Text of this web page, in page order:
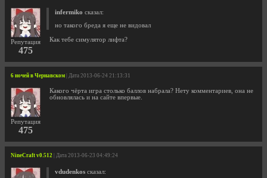
Репутация
475
infermiko сказал:
но такого бреда я еще не видовал
Как тебе симулятор лифта?
6 ночей в Чернавском | Дата 2013-06-24 21:13:31
Репутация
475
Какого чёрта игра cтолько баллов набрала? Нету комментариев, она не
обновлялась и на сайте впервые.
NineCraft v0.512 | Дата 2013-06-23 04:49:24
vdudenkos сказал: